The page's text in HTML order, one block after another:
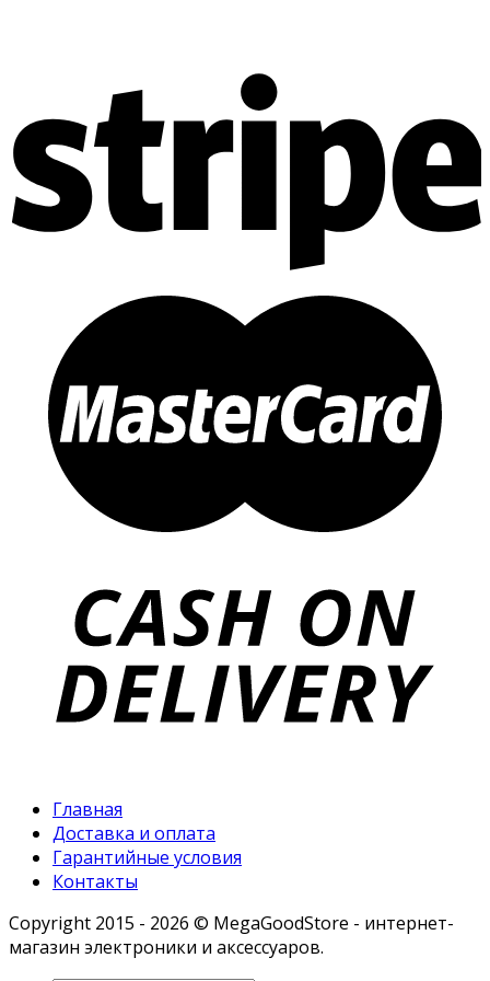
Главная
Доставка и оплата
Гарантийные условия
Контакты
Copyright 2015 - 2026 © MegaGoodStore - интернет-
магазин электроники и аксессуаров.